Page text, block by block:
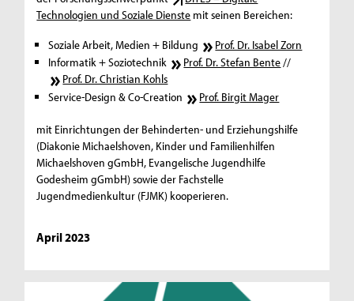
Technologien und Soziale Dienste mit seinen Bereichen:
Soziale Arbeit, Medien + Bildung
Prof. Dr. Isabel Zorn
Informatik + Soziotechnik
Prof. Dr. Stefan Bente//
Prof. Dr. Christian Kohls
Service-Design & Co-Creation
Prof. Birgit Mager
mit Einrichtungen der Behinderten- und Erziehungshilfe
(Diakonie Michaelshoven, Kinder und Familienhilfen
Michaelshoven gGmbH, Evangelische Jugendhilfe
Godesheim gGmbH) sowie der Fachstelle
Jugendmedienkultur (FJMK) kooperieren.
April 2023